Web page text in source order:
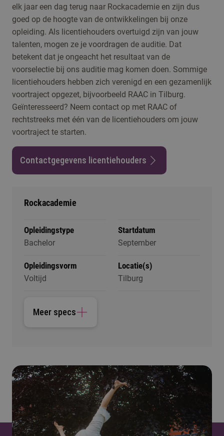
elk jaar een dag terug naar Rockacademie en zijn dus
goed op de hoogte van de ontwikkelingen bij onze
opleiding. Als licentiehouders overtuigd zijn van jouw
talenten, mogen ze je voordragen de auditie. Dat
betekent dat je ongeacht het resultaat van de
voorselectie bij ons auditie mag komen doen. Sommige
licentiehouders hebben zich verenigd en een gezamenlijk
voortraject opgezet, bijvoorbeeld RAAC in Tilburg.
Geïnteresseerd? Neem contact op met RAAC of
rechtstreeks met één van de licentiehouders om jouw
voortraject te starten.
Contactgegevens licentiehouders
Rockacademie
Opleidingstype
Bachelor
Startdatum
September
Opleidingsvorm
Voltijd
Locatie(s)
Tilburg
Meer specs